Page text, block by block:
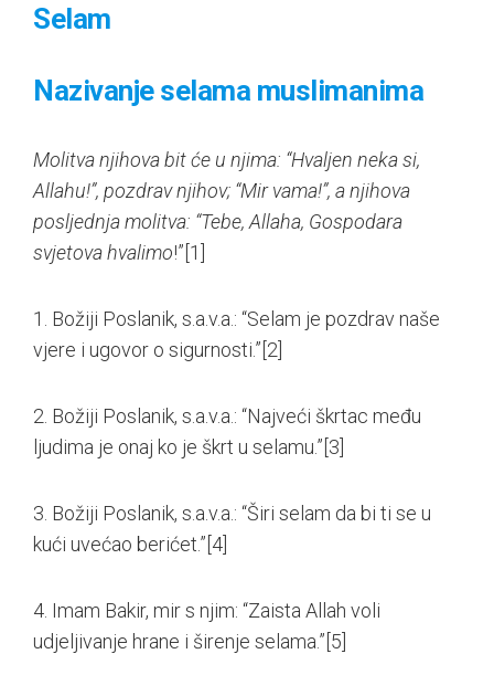
Selam
Nazivanje selama muslimanima
Molitva njihova bit će u njima: “Hvaljen neka si,
Allahu!”, pozdrav njihov; “Mir vama!”, a njihova
posljednja molitva: “Tebe, Allaha, Gospodara
svjetova hvalimo!”[1]
1. Božiji Poslanik, s.a.v.a.: “Selam je pozdrav naše
vjere i ugovor o sigurnosti.”[2]
2. Božiji Poslanik, s.a.v.a.: “Najveći škrtac među
ljudima je onaj ko je škrt u selamu.”[3]
3. Božiji Poslanik, s.a.v.a.: “Širi selam da bi ti se u
kući uvećao berićet.”[4]
4. Imam Bakir, mir s njim: “Zaista Allah voli
udjeljivanje hrane i širenje selama.”[5]